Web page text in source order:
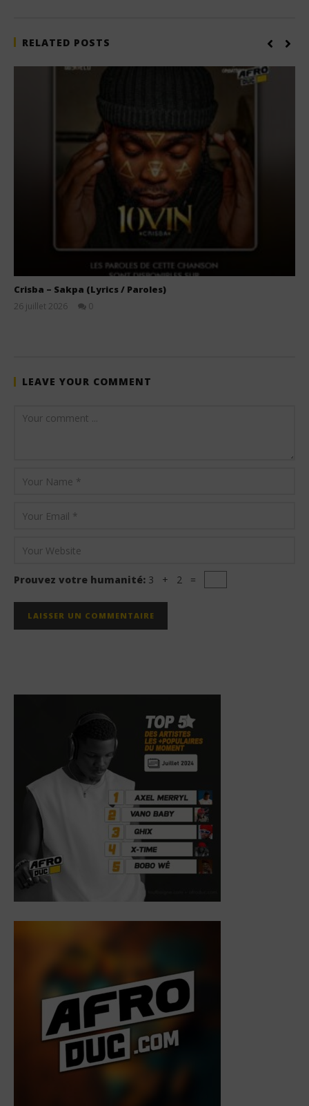
RELATED POSTS
Crisba – Sakpa (Lyrics / Paroles)
26 juillet 2026
0
LEAVE YOUR COMMENT
Prouvez votre humanité: 3 + 2 =